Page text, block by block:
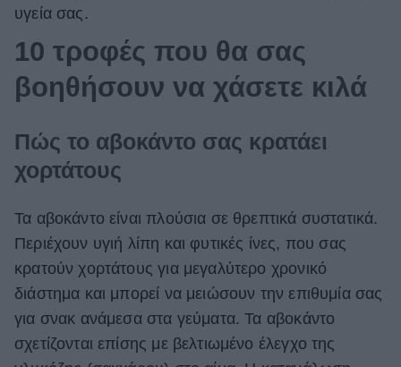
υγεία σας.
10 τροφές που θα σας
βοηθήσουν να χάσετε κιλά
Πώς το αβοκάντο σας κρατάει
χορτάτους
Τα αβοκάντο είναι πλούσια σε θρεπτικά συστατικά.
Περιέχουν υγιή λίπη και φυτικές ίνες, που σας
κρατούν χορτάτους για μεγαλύτερο χρονικό
διάστημα και μπορεί να μειώσουν την επιθυμία σας
για σνακ ανάμεσα στα γεύματα. Τα αβοκάντο
σχετίζονται επίσης με βελτιωμένο έλεγχο της